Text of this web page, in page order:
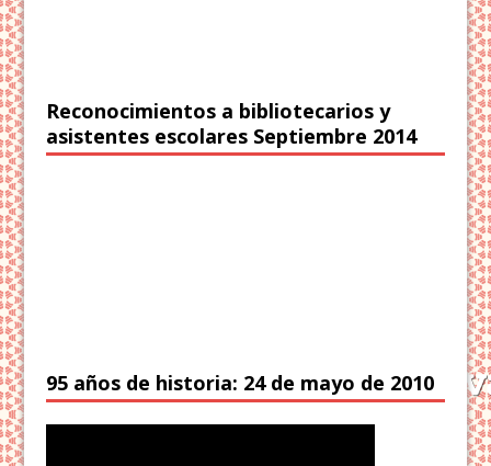
Reconocimientos a bibliotecarios y
asistentes escolares Septiembre 2014
95 años de historia: 24 de mayo de 2010